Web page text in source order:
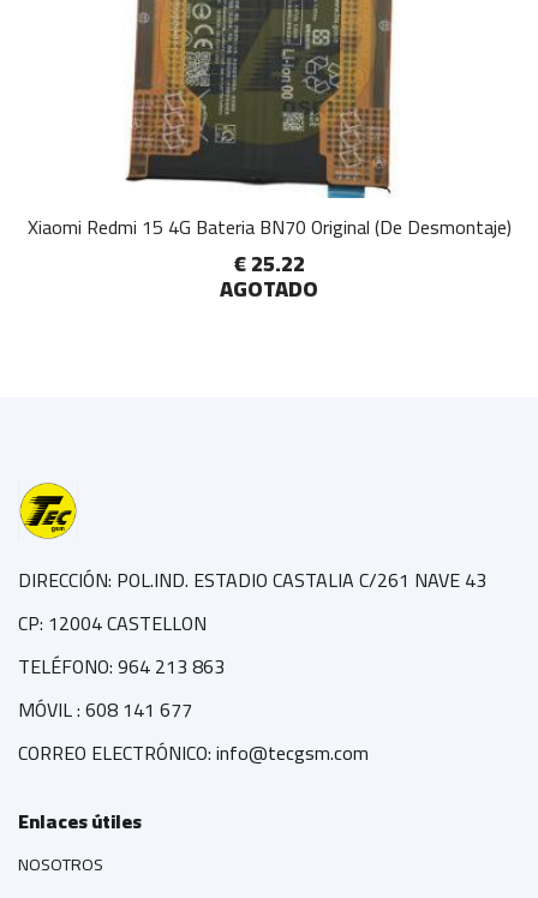
Xiaomi Redmi 15 4G Bateria BN70 Original (De Desmontaje)
€ 25.22
AGOTADO
DIRECCIÓN: POL.IND. ESTADIO CASTALIA C/261 NAVE 43
CP: 12004 CASTELLON
TELÉFONO: 964 213 863
MÓVIL : 608 141 677
CORREO ELECTRÓNICO: info@tecgsm.com
Enlaces útiles
NOSOTROS